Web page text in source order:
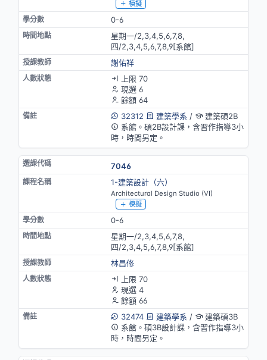
模擬
0-6
星期一/2,3,4,5,6,7,8,
四/2,3,4,5,6,7,8,9[系館]
謝佑祥
上限 70
現選 6
餘額 64
32312
建築學系 /
建築碩2B
系館。碩2B設計課，含習作指導3小
時，時間另定。
7046
1-建築設計（六）
Architectural Design Studio (VI)
模擬
0-6
星期一/2,3,4,5,6,7,8,
四/2,3,4,5,6,7,8,9[系館]
林昌修
上限 70
現選 4
餘額 66
32474
建築學系 /
建築碩3B
系館。碩3B設計課，含習作指導3小
時，時間另定。